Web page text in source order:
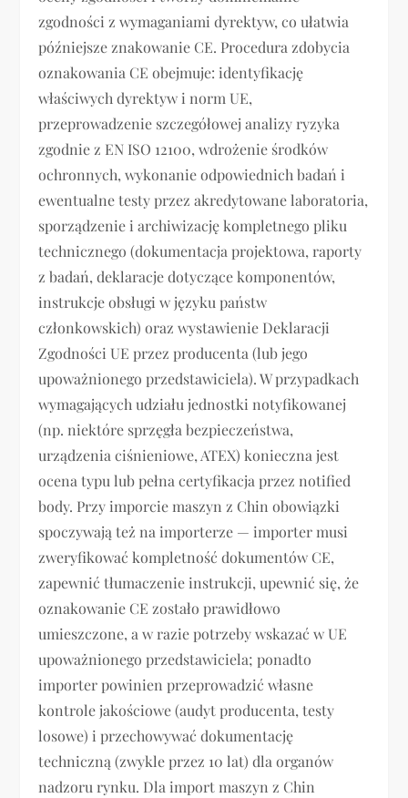
zgodności z wymaganiami dyrektyw, co ułatwia
późniejsze znakowanie CE. Procedura zdobycia
oznakowania CE obejmuje: identyfikację
właściwych dyrektyw i norm UE,
przeprowadzenie szczegółowej analizy ryzyka
zgodnie z EN ISO 12100, wdrożenie środków
ochronnych, wykonanie odpowiednich badań i
ewentualne testy przez akredytowane laboratoria,
sporządzenie i archiwizację kompletnego pliku
technicznego (dokumentacja projektowa, raporty
z badań, deklaracje dotyczące komponentów,
instrukcje obsługi w języku państw
członkowskich) oraz wystawienie Deklaracji
Zgodności UE przez producenta (lub jego
upoważnionego przedstawiciela). W przypadkach
wymagających udziału jednostki notyfikowanej
(np. niektóre sprzęgła bezpieczeństwa,
urządzenia ciśnieniowe, ATEX) konieczna jest
ocena typu lub pełna certyfikacja przez notified
body. Przy imporcie maszyn z Chin obowiązki
spoczywają też na importerze — importer musi
zweryfikować kompletność dokumentów CE,
zapewnić tłumaczenie instrukcji, upewnić się, że
oznakowanie CE zostało prawidłowo
umieszczone, a w razie potrzeby wskazać w UE
upoważnionego przedstawiciela; ponadto
importer powinien przeprowadzić własne
kontrole jakościowe (audyt producenta, testy
losowe) i przechowywać dokumentację
techniczną (zwykle przez 10 lat) dla organów
nadzoru rynku. Dla import maszyn z Chin